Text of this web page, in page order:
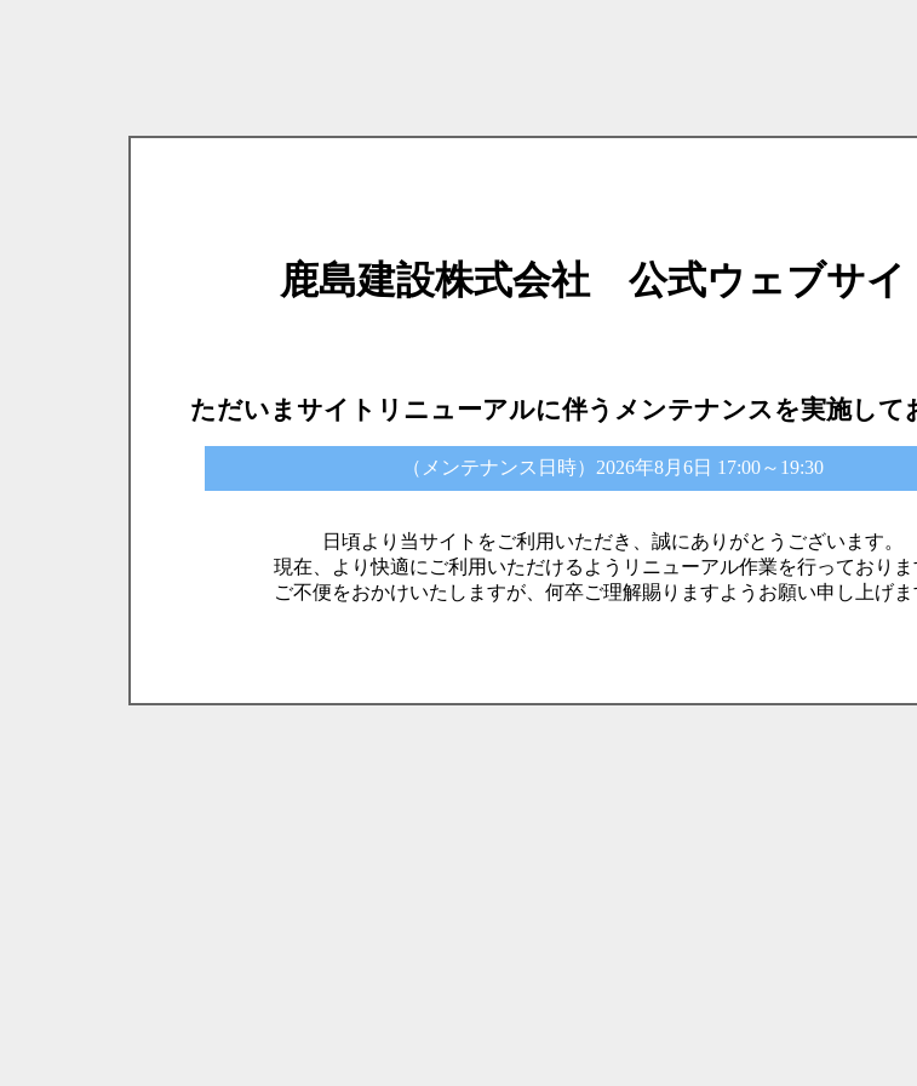
鹿島建設株式会社 公式ウェブサイ
ただいまサイトリニューアルに伴うメンテナンスを実施して
（メンテナンス日時）2026年8月6日 17:00～19:30
日頃より当サイトをご利用いただき、誠にありがとうございます。
現在、より快適にご利用いただけるようリニューアル作業を行っておりま
ご不便をおかけいたしますが、何卒ご理解賜りますようお願い申し上げま